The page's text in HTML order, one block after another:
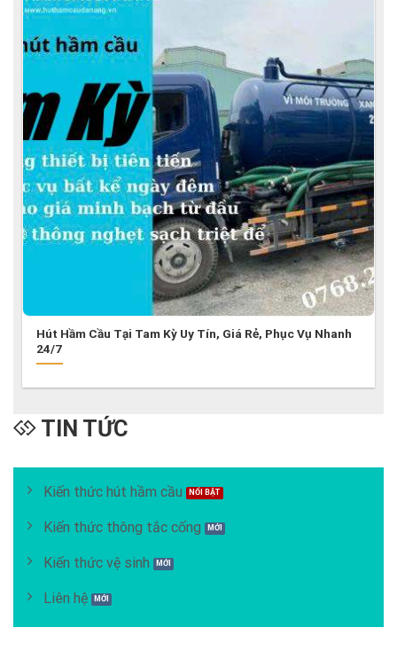
Hút Hầm Cầu Tại Tam Kỳ Uy Tín, Giá Rẻ, Phục Vụ Nhanh
24/7
TIN TỨC
Kiến thức hút hầm cầu
Kiến thức thông tắc cống
Kiến thức vệ sinh
Liên hệ